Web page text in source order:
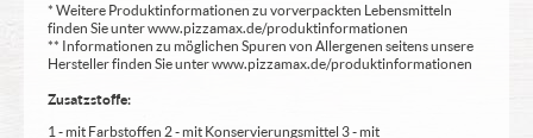
* Weitere Produktinformationen zu vorverpackten Lebensmitteln
finden Sie unter www.pizzamax.de/produktinformationen
** Informationen zu möglichen Spuren von Allergenen seitens unsere
Hersteller finden Sie unter www.pizzamax.de/produktinformationen
Zusatzstoffe:
1 - mit Farbstoffen 2 - mit Konservierungsmittel 3 - mit